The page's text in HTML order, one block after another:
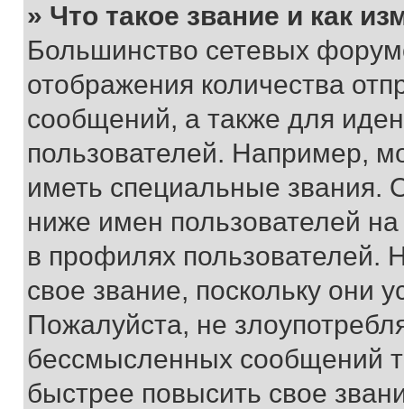
» Что такое звание и как
Большинство сетевых
отображения количества
сообщений, а также для
пользователей. Например,
иметь специальные звания.
ниже имен пользователей
в профилях
свое звание, поскольку они
Пожалуйста, не
бессмысленных сообщений
быстрее повысить свое